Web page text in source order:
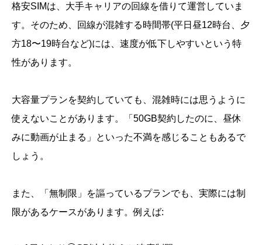
格安SIMは、大手キャリアの回線を借りて運営していま
す。そのため、回線が混雑する時間帯(平日昼12時台、夕
方18〜19時台など)には、速度が低下しやすいという特
性があります。
大容量プランを契約していても、混雑時には思うように
使えないことがあります。「50GB契約したのに、昼休
みに動画が止まる」といった不満を感じることもあるで
しょう。
また、「無制限」を謳っているプランでも、実際には制
限があるケースがあります。例えば: